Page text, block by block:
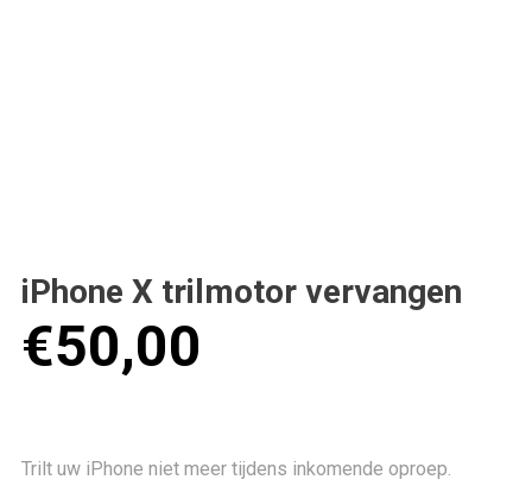
iPhone X trilmotor vervangen
€50,00
Trilt uw iPhone niet meer tijdens inkomende oproep.